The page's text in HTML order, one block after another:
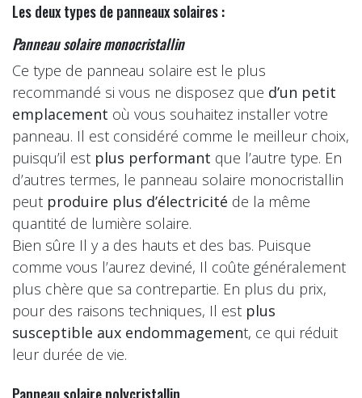
Les deux types de panneaux solaires :
Panneau solaire monocristallin
Ce type de panneau solaire est le plus
recommandé si vous ne disposez que d’un petit
emplacement où vous souhaitez installer votre
panneau. Il est considéré comme le meilleur choix,
puisqu’il est plus performant que l’autre type. En
d’autres termes, le panneau solaire monocristallin
peut produire plus d’électricité de la même
quantité de lumière solaire.
Bien sûre Il y a des hauts et des bas. Puisque
comme vous l’aurez deviné, Il coûte généralement
plus chère que sa contrepartie. En plus du prix,
pour des raisons techniques, Il est plus
susceptible aux endommagement, ce qui réduit
leur durée de vie.